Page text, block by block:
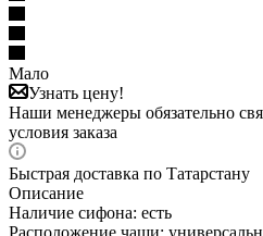
Мало
Узнать цену!
Наши менеджеры обязательно
условия заказа
Быстрая доставка по Татарстану
Описание
Наличие сифона: есть
Расположение чаши: